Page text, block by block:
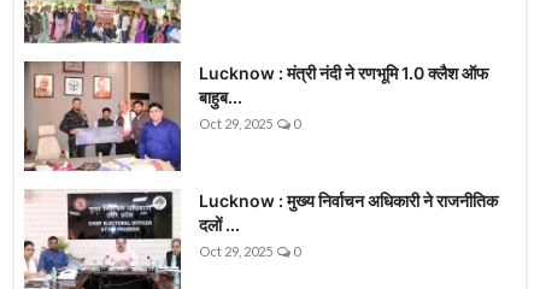
Lucknow : मंत्री नंदी ने रणभूमि 1.0 क्लैश ऑफ
बाहुब...
Oct 29, 2025 0
Lucknow : मुख्य निर्वाचन अधिकारी ने राजनीतिक
दलों ...
Oct 29, 2025 0